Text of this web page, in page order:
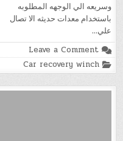
وسريعه الي الوجهه المطلوبه
باستخدام معدات حديثه الا تصال
علي…
Leave a Comment
ونش
انقاذ Posted
in
Car recovery winch